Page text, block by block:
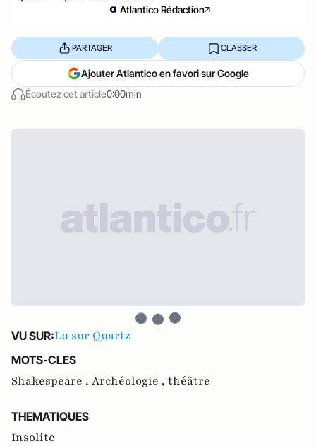
Atlantico Rédaction
Écoutez cet article0:00min
PARTAGER CLASSER
Ajouter Atlantico en favori sur Google
VU SUR:Lu sur Quartz
MOTS-CLES
Shakespeare , Archéologie , théâtre
THEMATIQUES
Insolite